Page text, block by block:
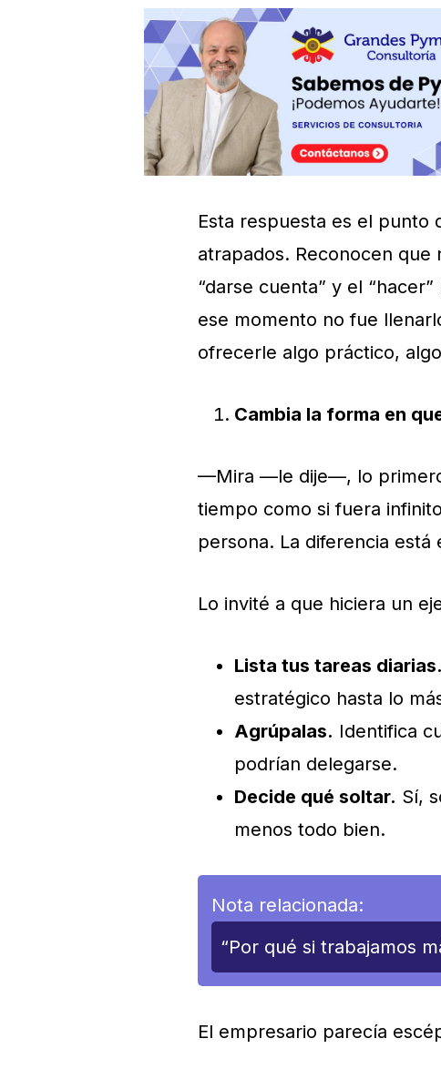
Esta respuesta es el punto
atrapados. Reconocen
“darse cuenta” y el
ese momento no fue
ofrecerle algo práctico,
Cambia la forma en
—Mira —le dije—, lo primero
tiempo como si fuera
persona. La diferencia
Lo invité a que hiciera un
Lista tus tareas diarias.
estratégico hasta lo
Agrúpalas. Identifica
podrían delegarse.
Decide qué soltar. Sí,
menos todo bien.
Nota relacionada:
“Por qué si trabajamos
El empresario parecía